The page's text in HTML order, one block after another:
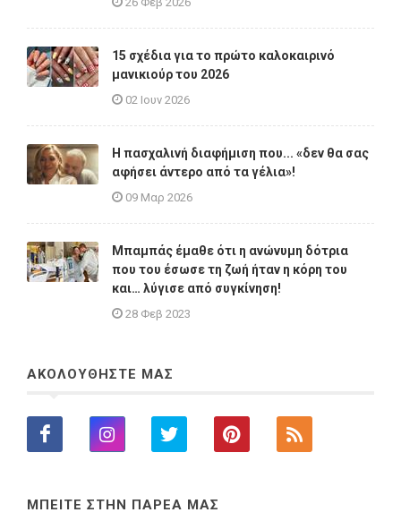
15 σχέδια για το πρώτο καλοκαιρινό
μανικιούρ του 2026
02 Ιουν 2026
Η πασχαλινή διαφήμιση που... «δεν θα σας
αφήσει άντερο από τα γέλια»!
09 Μαρ 2026
Μπαμπάς έμαθε ότι η ανώνυμη δότρια
που του έσωσε τη ζωή ήταν η κόρη του
και… λύγισε από συγκίνηση!
28 Φεβ 2023
ΑΚΟΛΟΥΘΗΣΤΕ ΜΑΣ
ΜΠΕΙΤΕ ΣΤΗΝ ΠΑΡΕΑ ΜΑΣ